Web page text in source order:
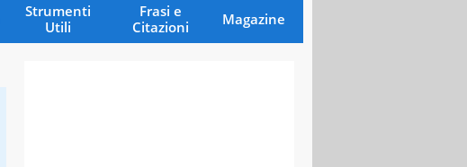
Strumenti
Utili
Frasi e
Citazioni
Magazine